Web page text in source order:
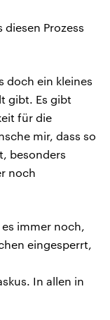
diesen Prozess
doch ein kleines
gibt. Es gibt
für die
mir, dass so
besonders
noch
immer noch,
eingesperrt,
In allen in